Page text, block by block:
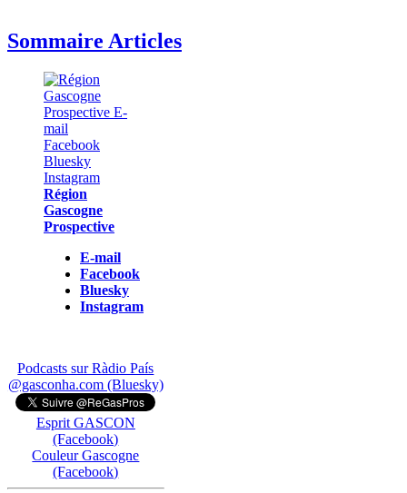
Sommaire Articles
Région
Gascogne
Prospective
E-mail
Facebook
Bluesky
Instagram
Podcasts sur Ràdio País
@gasconha.com (Bluesky)
Esprit GASCON
(Facebook)
Couleur Gascogne
(Facebook)